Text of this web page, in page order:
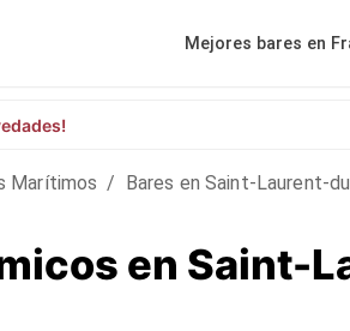
Mejores bares en
Marítimos / Bares en Saint-Laurent-
en Saint-